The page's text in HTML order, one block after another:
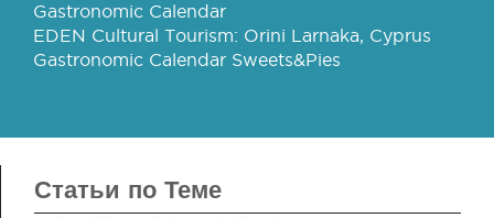
Gastronomic Calendar
EDEN Cultural Tourism: Orini Larnaka, Cyprus
Gastronomic Calendar Sweets&Pies
Статьи по Теме